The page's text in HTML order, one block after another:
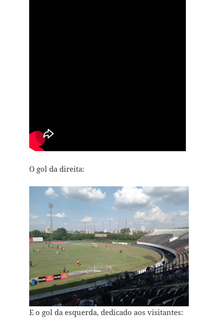
O gol da direita:
E o gol da esquerda, dedicado aos visitantes: